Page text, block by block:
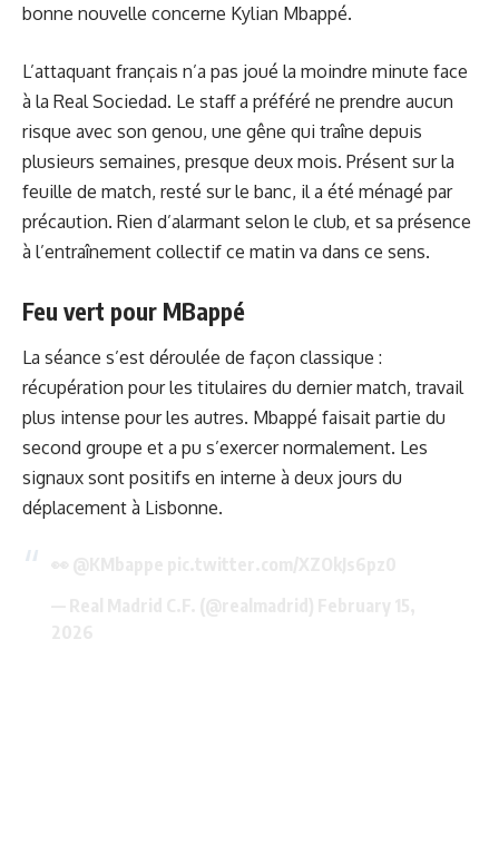
bonne nouvelle concerne Kylian Mbappé.
L’attaquant français n’a pas joué la moindre minute face
à la Real Sociedad. Le staff a préféré ne prendre aucun
risque avec son genou, une gêne qui traîne depuis
plusieurs semaines, presque deux mois. Présent sur la
feuille de match, resté sur le banc, il a été ménagé par
précaution. Rien d’alarmant selon le club, et sa présence
à l’entraînement collectif ce matin va dans ce sens.
Feu vert pour MBappé
La séance s’est déroulée de façon classique :
récupération pour les titulaires du dernier match, travail
plus intense pour les autres. Mbappé faisait partie du
second groupe et a pu s’exercer normalement. Les
signaux sont positifs en interne à deux jours du
déplacement à Lisbonne.